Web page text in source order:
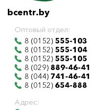
bcentr.by
Оптовый отдел:
8 (0152) 555-103
8 (0152) 555-104
8 (0152) 555-105
8 (029) 889-46-41
8 (044) 741-46-41
8 (0152) 654-888
Адрес: